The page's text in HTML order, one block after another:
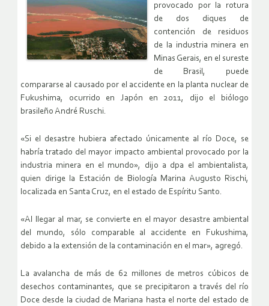
provocado por la rotura
de dos diques de
contención de residuos
de la industria minera en
Minas Gerais, en el sureste
de Brasil, puede
compararse al causado por el accidente en la planta nuclear de
Fukushima, ocurrido en Japón en 2011, dijo el biólogo
brasileño André Ruschi.
«Si el desastre hubiera afectado únicamente al río Doce, se
habría tratado del mayor impacto ambiental provocado por la
industria minera en el mundo», dijo a dpa el ambientalista,
quien dirige la Estación de Biología Marina Augusto Rischi,
localizada en Santa Cruz, en el estado de Espíritu Santo.
«Al llegar al mar, se convierte en el mayor desastre ambiental
del mundo, sólo comparable al accidente en Fukushima,
debido a la extensión de la contaminación en el mar», agregó.
La avalancha de más de 62 millones de metros cúbicos de
desechos contaminantes, que se precipitaron a través del río
Doce desde la ciudad de Mariana hasta el norte del estado de